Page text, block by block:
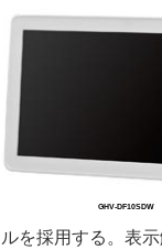
GHV-DF10SDW
を採用する。表